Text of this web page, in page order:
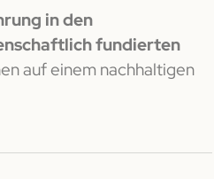
in den
fundierten
auf einem nachhaltigen